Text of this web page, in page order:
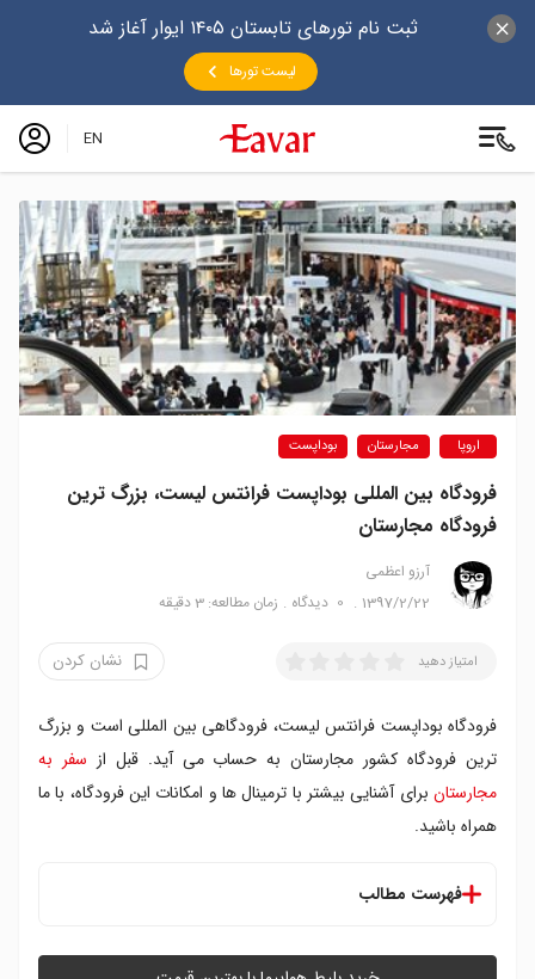
ثبت نام تورهای تابستان ۱۴۰۵ ایوار آغاز شد
لیست تورها
EN
اروپا مجارستان بوداپست
فرودگاه بین‌ المللی بوداپست فرانتس لیست، بزرگ ترین
فرودگاه مجارستان
آرزو اعظمی
1397/2/22
0 دیدگاه زمان مطالعه: 3 دقیقه
امتیاز دهید نشان کردن
فرودگاه بوداپست فرانتس لیست، فرودگاهی بین المللی است و بزرگ
ترین فرودگاه کشور مجارستان به حساب می آید. قبل از سفر به
مجارستان برای آشنایی بیشتر با ترمینال ها و امکانات این فرودگاه، با ما
همراه باشید.
فهرست مطالب